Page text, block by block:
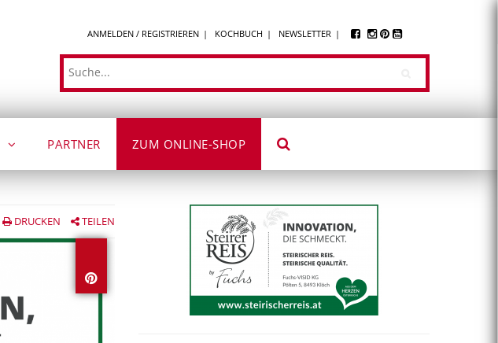
ANMELDEN / REGISTRIEREN KOCHBUCH NEWSLETTER
Suche
PARTNER ZUM ONLINE-SHOP
DRUCKEN TEILEN